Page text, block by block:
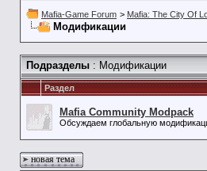
Mafia-Game Forum > Mafia: The City Of
Модификации
Подразделы : Модификации
Раздел
Mafia Community Modpack
Обсуждаем глобальную
новая тема